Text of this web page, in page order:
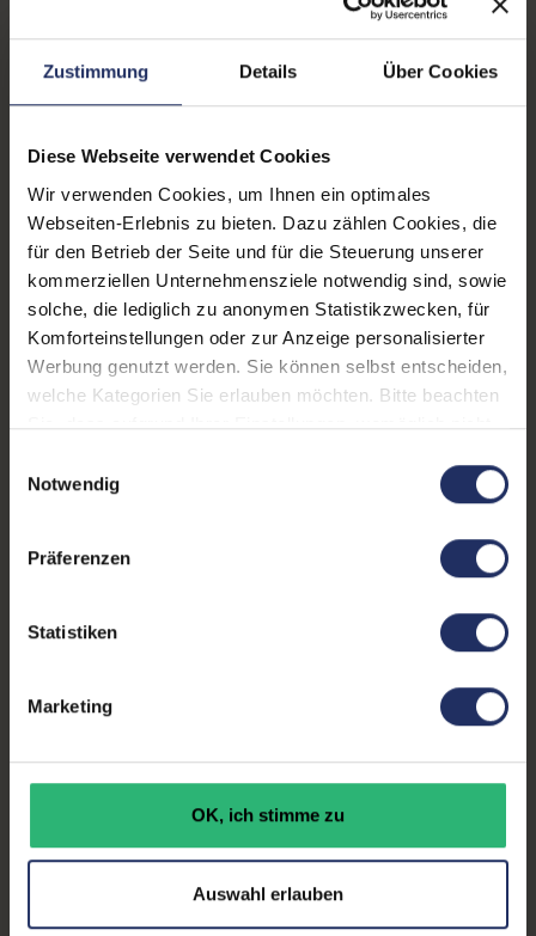
Zustimmung Details Über Cookies
Diese Webseite verwendet Cookies
Wir verwenden Cookies, um Ihnen ein optimales
Webseiten-Erlebnis zu bieten. Dazu zählen Cookies, die
für den Betrieb der Seite und für die Steuerung unserer
kommerziellen Unternehmensziele notwendig sind, sowie
solche, die lediglich zu anonymen Statistikzwecken, für
Komforteinstellungen oder zur Anzeige personalisierter
Werbung genutzt werden. Sie können selbst entscheiden,
welche Kategorien Sie erlauben möchten. Bitte beachten
Sie, dass aufgrund Ihrer Einstellungen, womöglich nicht
Weitere Informationen finden Sie in
Notwendig
Präferenzen
Statistiken
Marketing
OK, ich stimme zu
Auswahl erlauben
Helligkeit: 250 cd/m²
Blickwinkel: 170°/160°
Pixelabstand: 0,265 mm
Displayauflösung: 1920 x 1080 FHD
Reaktionszeit: 5 ms
Stromverbrauch:
Displaygröße: 23,0 Zoll
Schnittstellen: 1x Audio - Ausgang - 3.5 mm,
1x Audio - Eingang - 3.5 mm,
Webcam:
Kontrast:
, Schwenkbar
Touchscreen:
Bildwiederholrate: 60Hz
Partnerprogramm: Ja
GTIN/EAN: 4995047039662